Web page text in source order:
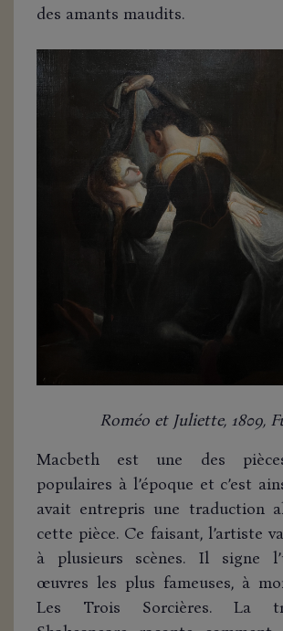
des amants maudits.
Roméo et Juliette, 1809,
Macbeth est une des
populaires à l’époque et c’est
avait entrepris une traduction
cette pièce. Ce faisant, l’artiste
à plusieurs scènes. Il signe
œuvres les plus fameuses, à
Les Trois Sorcières. La